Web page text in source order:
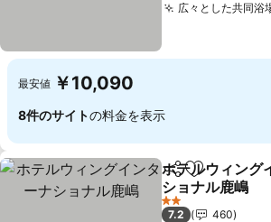
広々とした共同浴
最安値 ￥10,090
8件のサイトの料金を表示
シェアお気に入り
ホテルウィング
ショナル鹿嶋
料金を表示
2 ホテルのランク
7.2
460